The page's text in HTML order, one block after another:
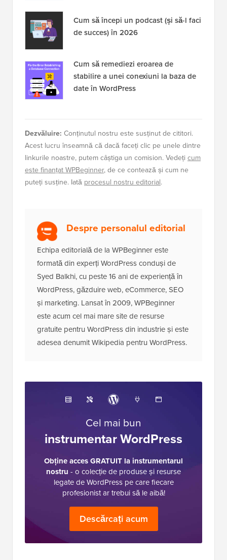
Cum să începi un podcast (și să-l faci
de succes) în 2026
Cum să remediezi eroarea de
stabilire a unei conexiuni la baza de
date în WordPress
Dezvăluire: Conținutul nostru este susținut de cititori.
Acest lucru înseamnă că dacă faceți clic pe unele dintre
linkurile noastre, putem câștiga un comision. Vedeți cum
este finanțat WPBeginner, de ce contează și cum ne
puteți susține. Iată procesul nostru editorial.
Despre personalul editorial
Echipa editorială de la WPBeginner este
formată din experți WordPress conduși de
Syed Balkhi, cu peste 16 ani de experiență în
WordPress, găzduire web, eCommerce, SEO
și marketing. Lansat în 2009, WPBeginner
este acum cel mai mare site de resurse
gratuite pentru WordPress din industrie și este
adesea denumit Wikipedia pentru WordPress.
Cel mai bun
instrumentar WordPress
Obține acces GRATUIT la instrumentarul
nostru - o colecție de produse și resurse
legate de WordPress pe care fiecare
profesionist ar trebui să le aibă!
Descărcați acum